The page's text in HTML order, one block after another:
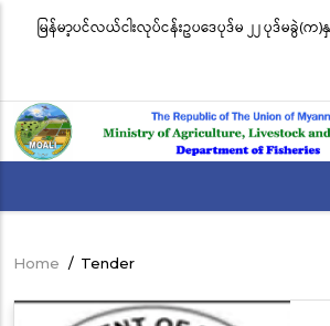
မြန်မာ့ပင်လယ်ငါးလုပ်ငန်းဥပဒေပုဒ်မ ၂၂ ပုဒ်မခွဲ(က)
ကိရိယာအမျိုးအစားအလိုက် လိုင်စင်ခနှုန်းထားမျာ
Breadcrumb
Home / Tender